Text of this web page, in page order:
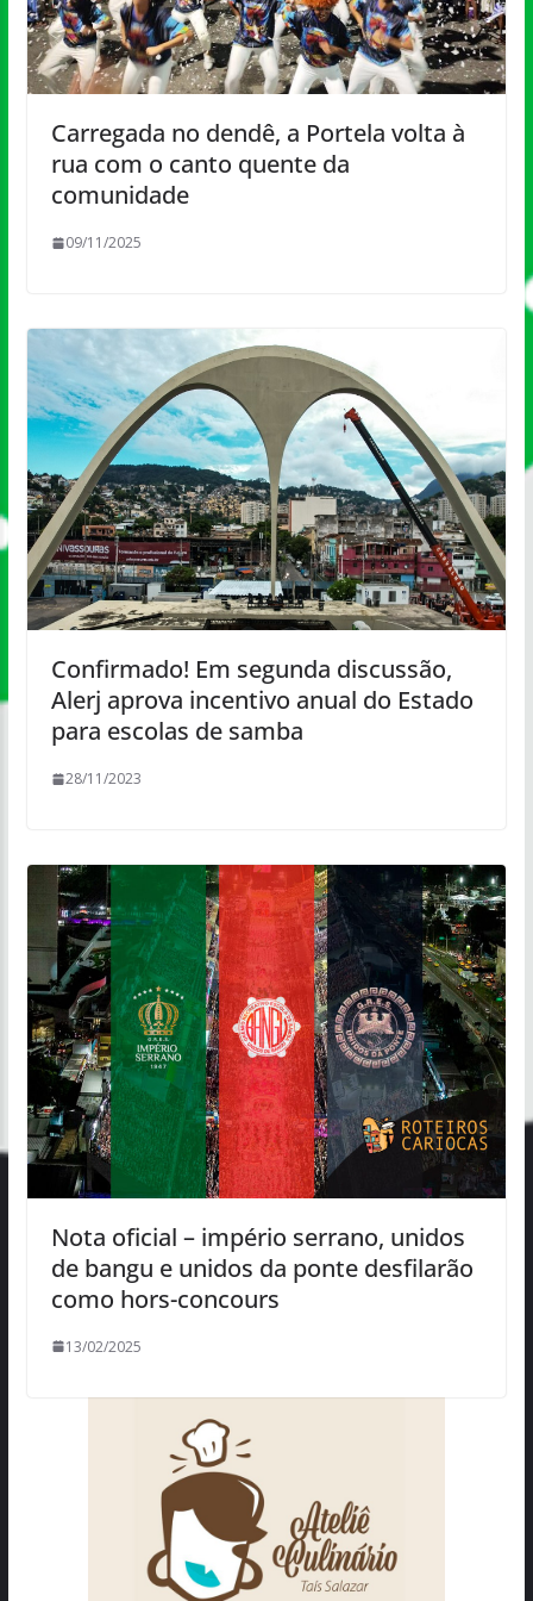
Carregada no dendê, a Portela volta à
rua com o canto quente da
comunidade
09/11/2025
Confirmado! Em segunda discussão,
Alerj aprova incentivo anual do Estado
para escolas de samba
28/11/2023
Nota oficial – império serrano, unidos
de bangu e unidos da ponte desfilarão
como hors-concours
13/02/2025